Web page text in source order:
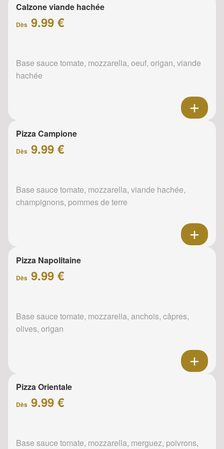
Calzone viande hachée
Dès 9.99 €
Base sauce tomate, mozzarella, oeuf, origan, viande
hachée
Pizza Campione
Dès 9.99 €
Base sauce tomate, mozzarella, viande hachée,
champignons, pommes de terre
Pizza Napolitaine
Dès 9.99 €
Base sauce tomate, mozzarella, anchois, câpres,
olives, origan
Pizza Orientale
Dès 9.99 €
Base sauce tomate, mozzarella, merguez, poivrons,